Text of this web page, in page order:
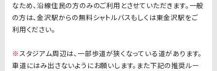
なため、沿線住民の方のみのご利用とさせていただきます。一般
の方は、金沢駅からの無料シャトルバスもしくは東金沢駅をご
利用ください。
※スタジアム周辺は、一部歩道が狭くなっている道があります。
車道にはみ出さないようにお願いします。また下記の推奨ルー